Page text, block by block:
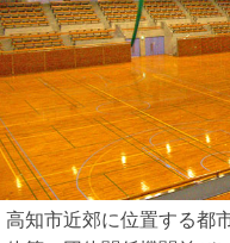
高知市近郊に位置する都